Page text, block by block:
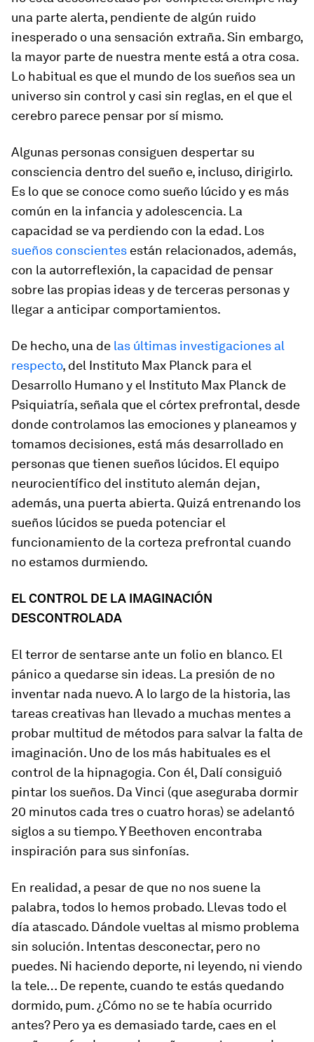
una parte alerta, pendiente de algún ruido
inesperado o una sensación extraña. Sin embargo,
la mayor parte de nuestra mente está a otra cosa.
Lo habitual es que el mundo de los sueños sea un
universo sin control y casi sin reglas, en el que el
cerebro parece pensar por sí mismo.
Algunas personas consiguen despertar su
consciencia dentro del sueño e, incluso, dirigirlo.
Es lo que se conoce como sueño lúcido y es más
común en la infancia y adolescencia. La
capacidad se va perdiendo con la edad. Los
sueños conscientes están relacionados, además,
con la autorreflexión, la capacidad de pensar
sobre las propias ideas y de terceras personas y
llegar a anticipar comportamientos.
De hecho, una de las últimas investigaciones al
respecto, del Instituto Max Planck para el
Desarrollo Humano y el Instituto Max Planck de
Psiquiatría, señala que el córtex prefrontal, desde
donde controlamos las emociones y planeamos y
tomamos decisiones, está más desarrollado en
personas que tienen sueños lúcidos. El equipo
neurocientífico del instituto alemán dejan,
además, una puerta abierta. Quizá entrenando los
sueños lúcidos se pueda potenciar el
funcionamiento de la corteza prefrontal cuando
no estamos durmiendo.
EL CONTROL DE LA IMAGINACIÓN
DESCONTROLADA
El terror de sentarse ante un folio en blanco. El
pánico a quedarse sin ideas. La presión de no
inventar nada nuevo. A lo largo de la historia, las
tareas creativas han llevado a muchas mentes a
probar multitud de métodos para salvar la falta de
imaginación. Uno de los más habituales es el
control de la hipnagogia. Con él, Dalí consiguió
pintar los sueños. Da Vinci (que aseguraba dormir
20 minutos cada tres o cuatro horas) se adelantó
siglos a su tiempo. Y Beethoven encontraba
inspiración para sus sinfonías.
En realidad, a pesar de que no nos suene la
palabra, todos lo hemos probado. Llevas todo el
día atascado. Dándole vueltas al mismo problema
sin solución. Intentas desconectar, pero no
puedes. Ni haciendo deporte, ni leyendo, ni viendo
la tele… De repente, cuando te estás quedando
dormido, pum. ¿Cómo no se te había ocurrido
antes? Pero ya es demasiado tarde, caes en el